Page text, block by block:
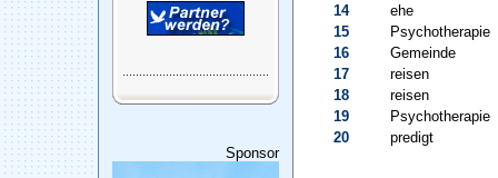
Sponsor
14
ehe
15
Psychotherapie
16
Gemeinde
17
reisen
18
reisen
19
Psychotherapie
20
predigt